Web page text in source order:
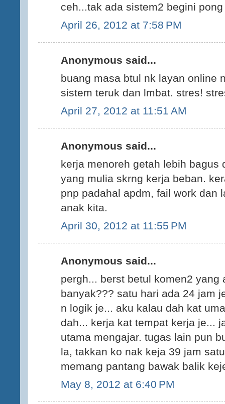
ceh...tak ada sistem2 begini
April 26, 2012 at 7:58 PM
Anonymous said...
buang masa btul nk layan online
sistem teruk dan lmbat. stres!
April 27, 2012 at 11:51 AM
Anonymous said...
kerja menoreh getah lebih bagus
yang mulia skrng kerja beban.
pnp padahal apdm, fail work dan
anak kita.
April 30, 2012 at 11:55 PM
Anonymous said...
pergh... berst betul komen2
banyak??? satu hari ada 24 jam
n logik je... aku kalau dah kat
dah... kerja kat tempat kerja je...
utama mengajar. tugas lain pun
la, takkan ko nak keja 39 jam
memang pantang bawak balik
May 8, 2012 at 6:40 PM